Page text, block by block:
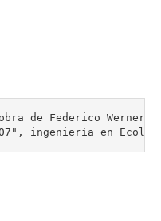
de Federico Werner
ingeniería en